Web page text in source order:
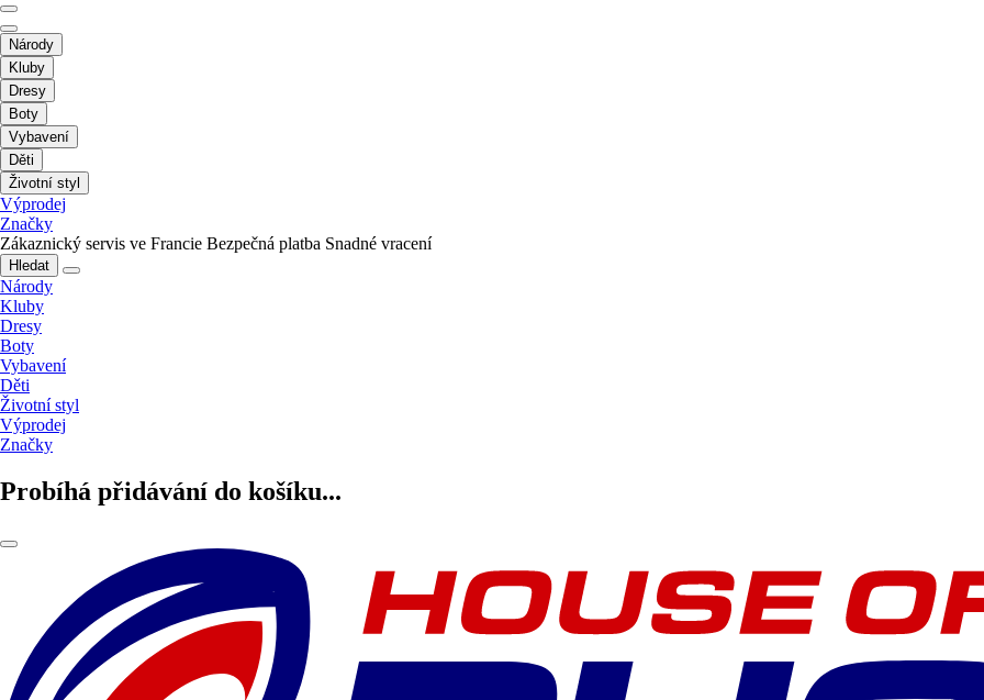
Národy
Kluby
Dresy
Boty
Vybavení
Děti
Životní styl
Výprodej
Značky
Zákaznický servis ve Francie Bezpečná platba Snadné vracení
Hledat
Národy
Kluby
Dresy
Boty
Vybavení
Děti
Životní styl
Výprodej
Značky
Probíhá přidávání do košíku...